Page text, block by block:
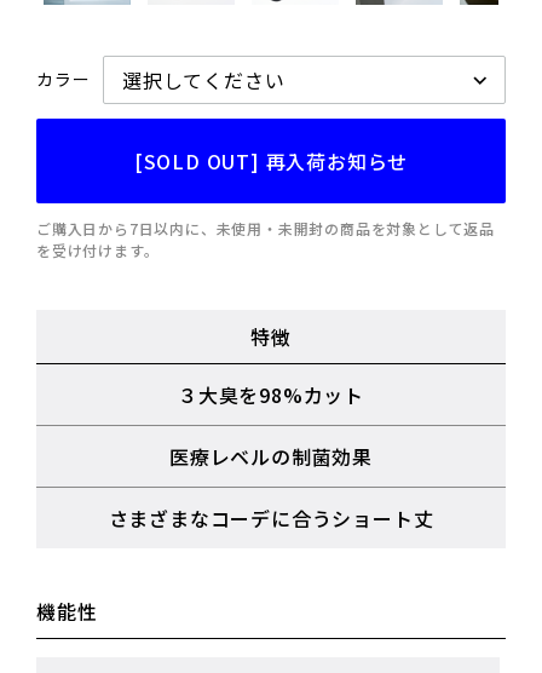
カラー
[SOLD OUT] 再入荷お知らせ
ご購入日から7日以内に、未使用・未開封の商品を対象として返品
を受け付けます。
特徴
３大臭を98%カット
医療レベルの制菌効果
さまざまなコーデに合うショート丈
機能性